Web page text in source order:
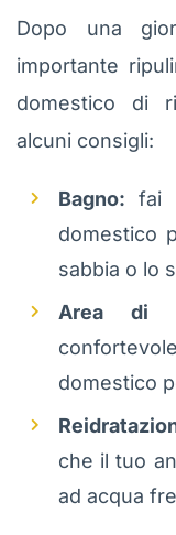
Dopo una
importante
domestico di
alcuni consigli:
Bagno: fai
domestico
sabbia o lo
Area di
domestico
che il tuo
ad acqua